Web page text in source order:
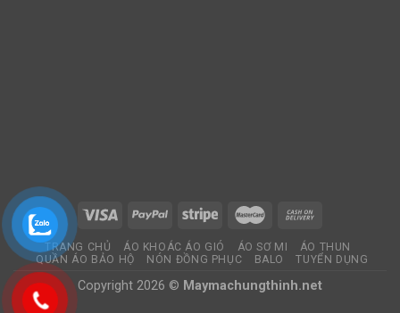
TRANG CHỦ ÁO KHOÁC ÁO GIÓ ÁO SƠ MI
ÁO THUN
QUẦN ÁO BẢO HỘ
NÓN ĐỒNG PHỤC BALO TUYỂN DỤNG
Copyright 2026 © Maymachungthinh.net